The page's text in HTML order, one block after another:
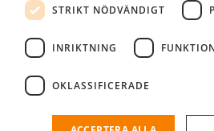
kom ihåg mig
logga in
Kostnadsfri företagsprofil
och söka efter passande kandidater till
STRIKT NÖDVÄNDIGT
INRIKTNING
OKLASSIFICERADE